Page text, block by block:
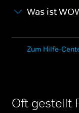
Was ist
Zum Hilfe-
Oft gestellt